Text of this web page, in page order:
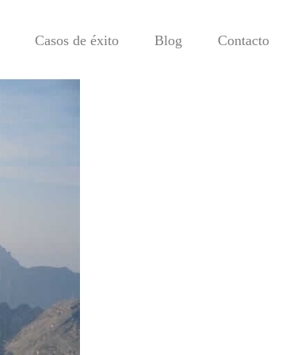
Casos de éxito Blog Contacto